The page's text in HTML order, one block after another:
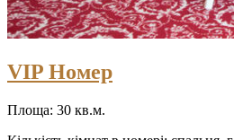
VIP Номер
Площа: 30 кв.м.